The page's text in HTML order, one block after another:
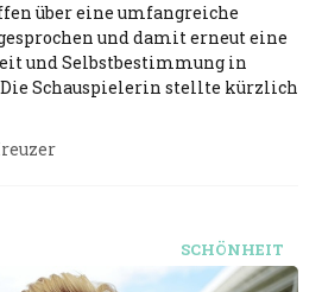
über eine umfangreiche
und damit erneut eine
und Selbstbestimmung in
Schauspielerin stellte kürzlich
SCHÖNHEIT